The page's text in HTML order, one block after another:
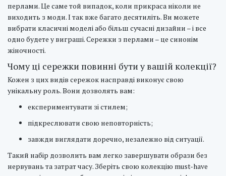
перлами. Це саме той випадок, коли прикраса ніколи не
виходить з моди. І так вже багато десятиліть. Ви можете
вибрати класичні моделі або більш сучасні дизайни – і все
одно будете у виграші. Сережки з перлами – це синонім
жіночності.
Чому ці сережки повинні бути у вашій колекції?
Кожен з цих видів сережок насправді виконує свою
унікальну роль. Вони дозволять вам:
експериментувати зі стилем;
підкреслювати свою неповторність;
завжди виглядати доречно, незалежно від ситуації.
Такий набір дозволить вам легко завершувати образи без
нервувань та затрат часу. Зберіть свою колекцію must-have